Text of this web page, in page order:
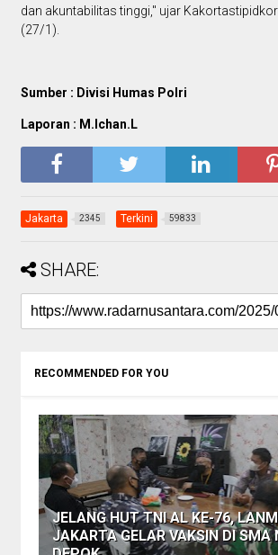
dan akuntabilitas tinggi," ujar
(27/1).
Sumber : Divisi Humas Polri
Laporan : M.Ichan.L
Jakarta 2345 Terkini 59833
SHARE:
RECOMMENDED FOR YOU
JELANG HUT TNI AL KE-76,
JAKARTA GELAR VAKSIN DI SMA